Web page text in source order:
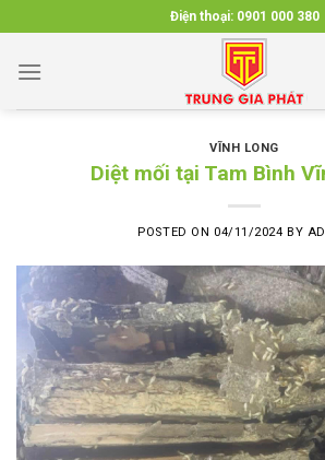
to
content
Điện thoại: 0901 000 380
VĨNH LONG
Diệt mối tại Tam Bình
POSTED ON 04/11/2024 BY